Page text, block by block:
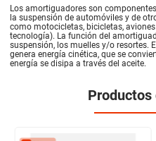
Los amortiguadores son
la suspensión de automóviles y de
como motocicletas, bicicletas,
tecnología). La función del
suspensión, los muelles y/o resortes.
genera energía cinética, que se
energía se disipa a través del aceite.
Productos